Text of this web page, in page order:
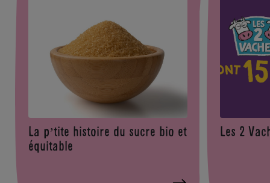
La p’tite histoire du sucre bio et
équitable
Les 2